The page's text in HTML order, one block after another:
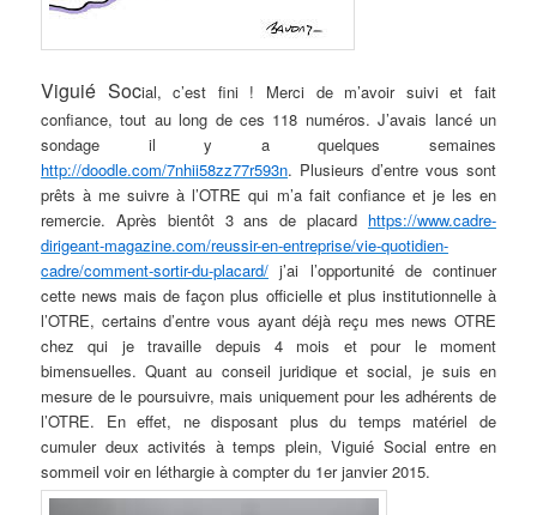
Viguié Social, c’est fini ! Merci de m’avoir suivi et fait
confiance, tout au long de ces 118 numéros. J’avais lancé un
sondage il y a quelques semaines
http://doodle.com/7nhii58zz77r593n. Plusieurs d’entre vous sont
prêts à me suivre à l’OTRE qui m’a fait confiance et je les en
remercie. Après bientôt 3 ans de placard https://www.cadre-
dirigeant-magazine.com/reussir-en-entreprise/vie-quotidien-
cadre/comment-sortir-du-placard/ j’ai l’opportunité de continuer
cette news mais de façon plus officielle et plus institutionnelle à
l’OTRE, certains d’entre vous ayant déjà reçu mes news OTRE
chez qui je travaille depuis 4 mois et pour le moment
bimensuelles. Quant au conseil juridique et social, je suis en
mesure de le poursuivre, mais uniquement pour les adhérents de
l’OTRE. En effet, ne disposant plus du temps matériel de
cumuler deux activités à temps plein, Viguié Social entre en
sommeil voir en léthargie à compter du 1er janvier 2015.